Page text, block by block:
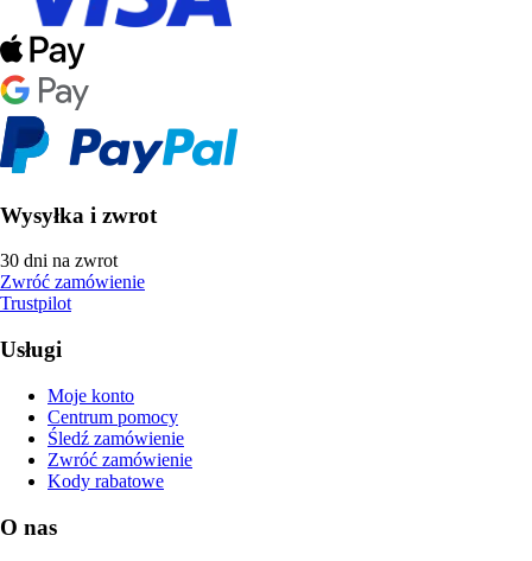
Wysyłka i zwrot
30 dni na zwrot
Zwróć zamówienie
Trustpilot
Usługi
Moje konto
Centrum pomocy
Śledź zamówienie
Zwróć zamówienie
Kody rabatowe
O nas